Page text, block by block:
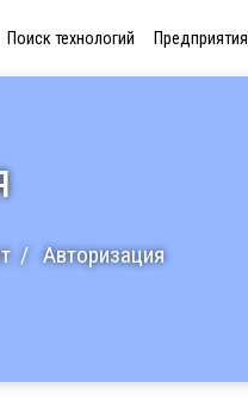
Поиск технологий Предприятия
Авторизация